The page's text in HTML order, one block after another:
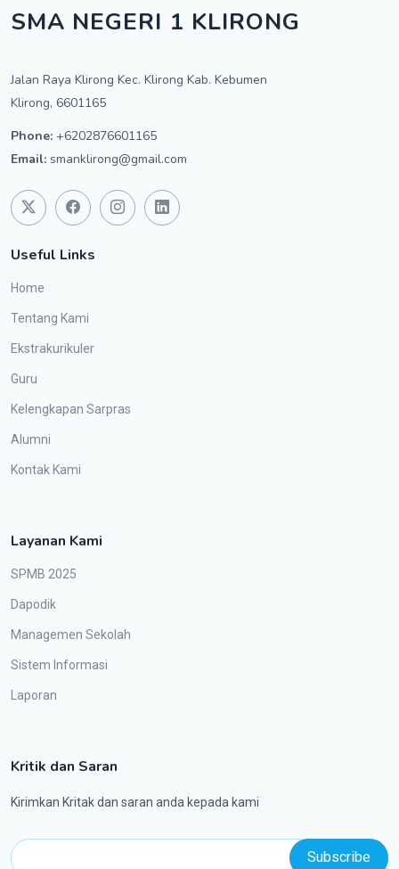
SMA NEGERI 1 KLIRONG
Jalan Raya Klirong Kec. Klirong Kab. Kebumen
Klirong, 6601165
Phone: +6202876601165
Email: smanklirong@gmail.com
Useful Links
Home
Tentang Kami
Ekstrakurikuler
Guru
Kelengkapan Sarpras
Alumni
Kontak Kami
Layanan Kami
SPMB 2025
Dapodik
Managemen Sekolah
Sistem Informasi
Laporan
Kritik dan Saran
Kirimkan Kritak dan saran anda kepada kami